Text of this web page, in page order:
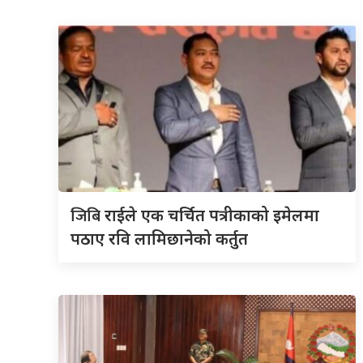
जिबिराईले एक चर्चित पत्रीकाको इमेलमा
पठाए रवि लामिछानेको कर्तुत